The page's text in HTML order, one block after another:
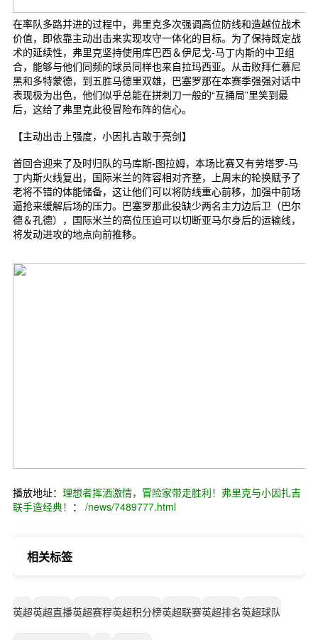
在率队多路并进的过程中，弗里克多次强调高位防线和造越位战术
价值，即依靠主动出击来实现攻守一体化的目标。为了保持既定战
术的延续性，弗里克坚持使用库巴西＆伊尼戈-马丁内斯的中卫组
合，能够与他们同频的球员同样也来自拉玛西亚。从击败拜仁慕尼
黑和多特蒙德，到五胜马德里双雄，巴塞罗那在本赛季强强对话中
表现极为出色，他们似乎总能在拼刺刀一般的“互捅局”里笑到最
后，这给了弗里克此役冒险布阵的信心。
【主动出击上强度，小因扎吉敢于亮剑】
首回合迎来了及时归队的马库斯-图拉姆，本场比赛又有劳塔罗-马
丁内斯火线复出，国际米兰的阵容相对齐整，上周末的轮换赋予了
老将不错的体能储备，这让他们可以将防线重心前移，加强中前场
逼抢来缓解后场的压力。巴塞罗那此役缺少两名主力边后卫（巴尔
德＆孔德），国际米兰的高位压迫可以切断亚马尔身后的运输线，
将发动进攻的地点向前推移。
播放地址： 理想者挥洒激情，冒险家带走胜利！弗里克与小因扎吉
联手造经典！ ： /news/7489777.html
相关标签
英超英超直播英超赛程英超积分榜英超联赛英超排名英超球队